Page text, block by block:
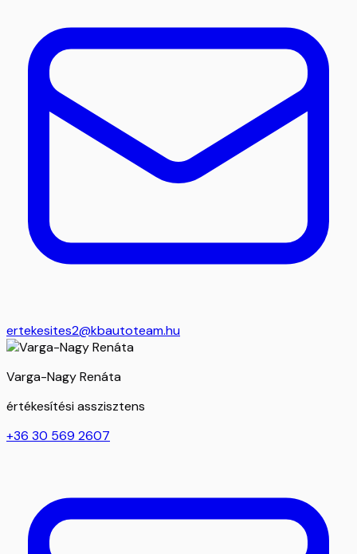
ertekesites2@kbautoteam.hu
Varga-Nagy Renáta
értékesítési asszisztens
+36 30 569 2607